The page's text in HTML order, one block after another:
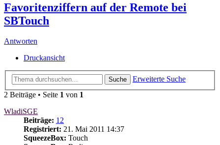
Favoritenziffern auf der Remote bei
SBTouch
Antworten
Druckansicht
Suche
Erweiterte Suche
2 Beiträge • Seite 1 von 1
WladiSGE
Beiträge: 12
Registriert: 21. Mai 2011 14:37
SqueezeBox: Touch